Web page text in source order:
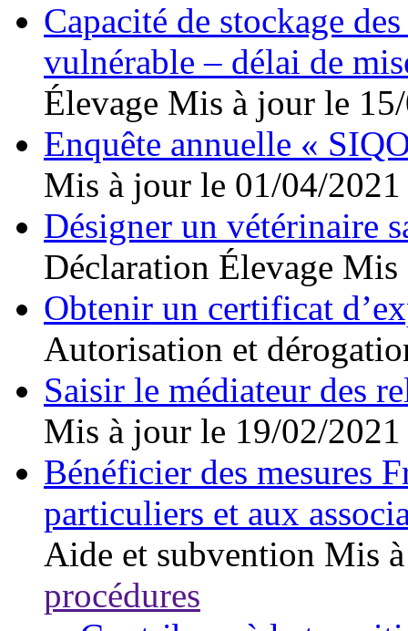
Capacité de stockage
vulnérable – délai de
Élevage Mis à jour le
Enquête annuelle «
Mis à jour le 01/04/2021
Désigner un vétérinaire
Déclaration Élevage Mis
Obtenir un certificat
Autorisation et
Saisir le médiateur des
Mis à jour le 19/02/2021
Bénéficier des mesures
particuliers et aux
Aide et subvention Mis
procédures